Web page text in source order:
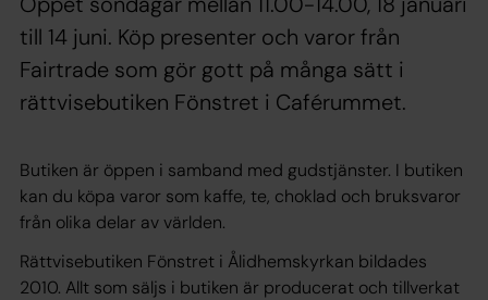
till 14 juni. Köp presenter och varor från
Fairtrade som gör gott på många sätt i
rättvisebutiken Fönstret i Caférummet.
Butiken är öppen i samband med gudstjänster. I butiken
kan du köpa varor som kaffe, te, choklad och bruksvaror
från olika delar av världen.
Rättvisebutiken Fönstret i Ålidhemskyrkan bildades
2010. Allt som säljs i butiken är producerat och tillverkat